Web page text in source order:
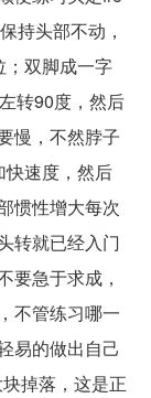
持头部不动，
双脚成一字
转90度，然后
慢，不然脖子
速度，然后
惯性增大每次
转就已经入门
要急于求成，
不管练习哪一
易的做出自己
掉落，这是正